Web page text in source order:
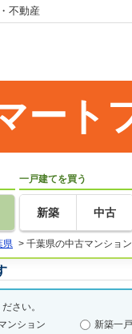
不動産
ート
一戸建てを買う
新築 中古
県 > 千葉県の中古マンショ
さい。
ンション
新築一